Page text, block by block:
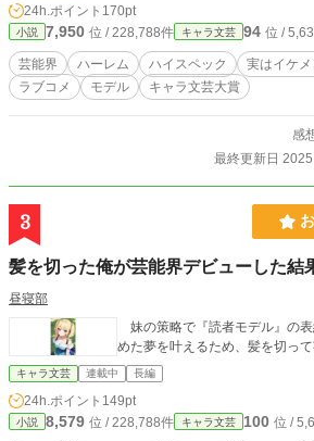
24h.ポイント 170pt
小説 7,950 位 / 228,788件 キャラ文芸 94 位 /
芸能界 ハーレム ハイスペック 実はイケメ
ラブコメ
モデル キャラ文芸大賞
感
最終更新日
3
髪を切った俺が芸能界デビューした結
昼寝部
妹の策略で『読者モデル』の
めた夢を叶えるため、髪を切って
キャラ文芸 連載中 長編
24h.ポイント 149pt
小説 8,579 位 / 228,788件 キャラ文芸 100 位 /